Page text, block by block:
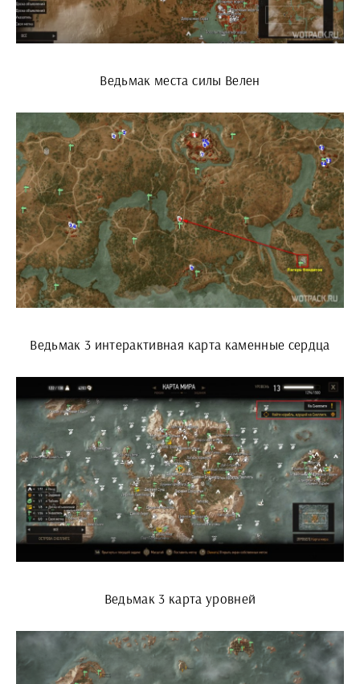
Ведьмак места силы Велен
Ведьмак 3 интерактивная карта каменные сердца
Ведьмак 3 карта уровней